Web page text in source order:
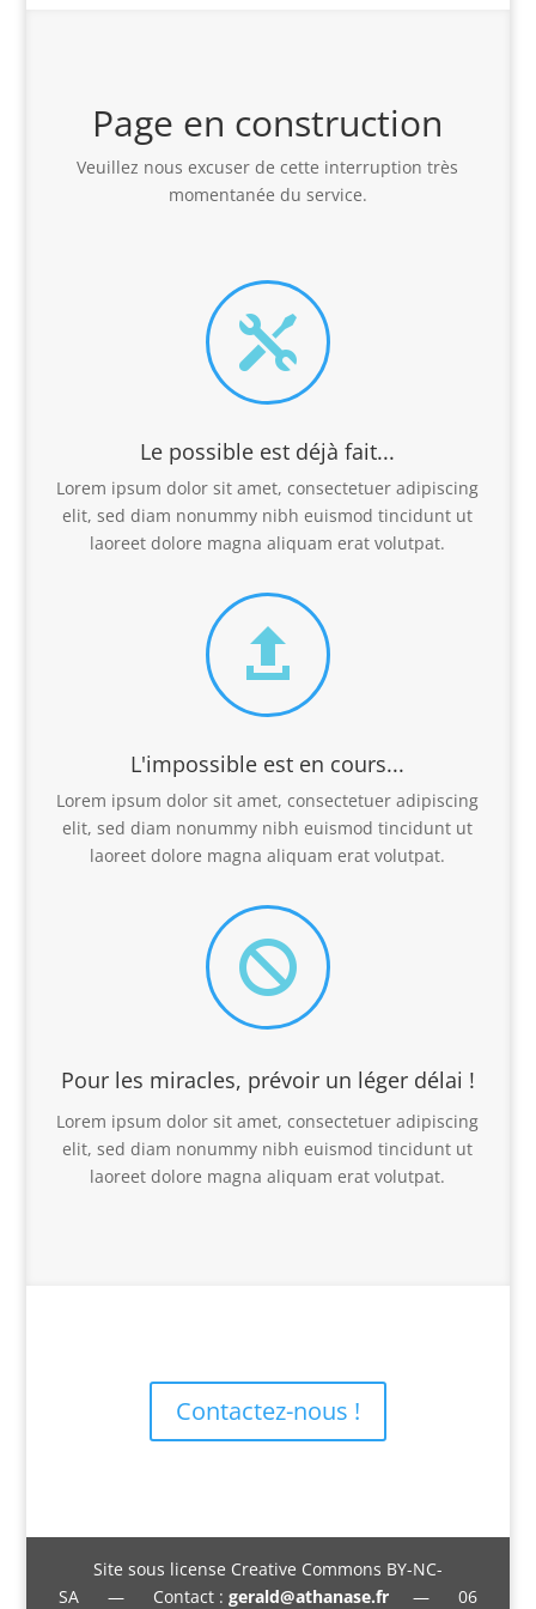
Page en construction
Veuillez nous excuser de cette interruption très
momentanée du service.

Le possible est déjà fait...
Lorem ipsum dolor sit amet, consectetuer adipiscing
elit, sed diam nonummy nibh euismod tincidunt ut
laoreet dolore magna aliquam erat volutpat.

L'impossible est en cours...
Lorem ipsum dolor sit amet, consectetuer adipiscing
elit, sed diam nonummy nibh euismod tincidunt ut
laoreet dolore magna aliquam erat volutpat.

Pour les miracles, prévoir un léger délai !
Lorem ipsum dolor sit amet, consectetuer adipiscing
elit, sed diam nonummy nibh euismod tincidunt ut
laoreet dolore magna aliquam erat volutpat.
Contactez-nous !
Site sous license Creative Commons BY-NC-
SA — Contact : gerald@athanase.fr— 06